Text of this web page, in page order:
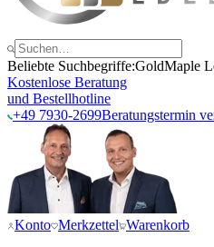
Beliebte Suchbegriffe:GoldMaple
Kostenlose Beratung
und Bestellhotline
+49 7930-2699Beratungstermin
Konto Merkzettel Warenkorb